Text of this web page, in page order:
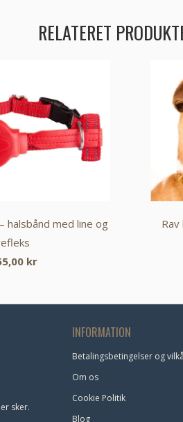
RELATERET
halsbånd med line og
kr
sker.
INFORMATION
Betalingsbetingelser og
Om os
Cookie Politik
Blog